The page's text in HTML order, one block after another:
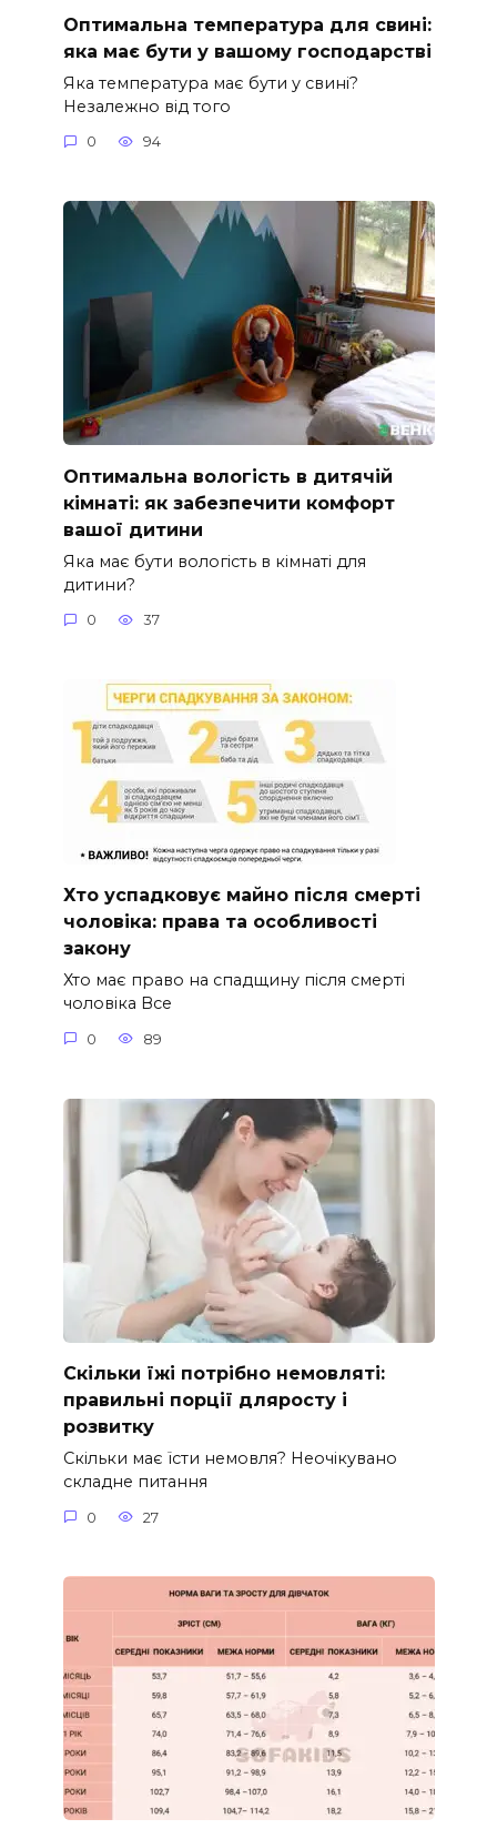
Оптимальна температура для свині:
яка має бути у вашому господарстві
Яка температура має бути у свині?
Незалежно від того
0 94
Оптимальна вологість в дитячій
кімнаті: як забезпечити комфорт
вашої дитини
Яка має бути вологість в кімнаті для
дитини?
0 37
Хто успадковує майно після смерті
чоловіка: права та особливості
закону
Хто має право на спадщину після смерті
чоловіка Все
0 89
Скільки їжі потрібно немовляті:
правильні порції дляросту і
розвитку
Скільки має їсти немовля? Неочікувано
складне питання
0 27